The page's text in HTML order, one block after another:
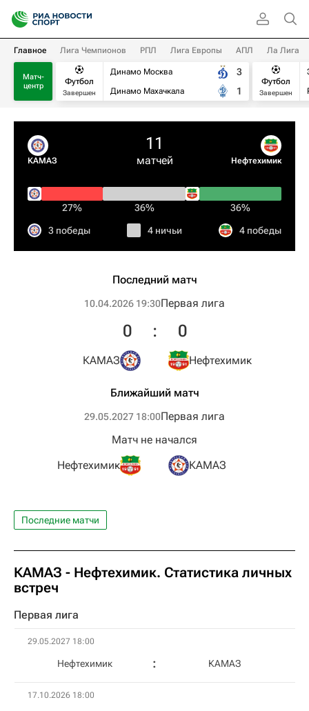
Главное Лига Чемпионов РПЛ Лига Европы АПЛ Ла Лига
Матч-
центр
Футбол
Завершен
Динамо Москва
Динамо Махачкала
3
1
Футбол
Завершен
КАМАЗ
11
матчей Нефтехимик
27% 36% 36%
3 победы 4 ничьи 4 победы
Последний матч
10.04.2026 19:30Первая лига
КАМАЗ
0 : 0
Нефтехимик
Ближайший матч
29.05.2027 18:00Первая лига
Нефтехимик
Матч не начался
КАМАЗ
Последние матчи
КАМАЗ - Нефтехимик. Статистика личных
встреч
Первая лига
29.05.2027 18:00
Нефтехимик КАМАЗ
17.10.2026 18:00